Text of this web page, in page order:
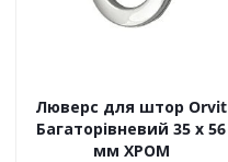
Люверс для штор Orvit
Багаторівневий 35 х 56
мм ХРОМ